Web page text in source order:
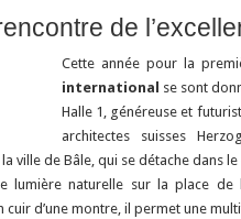
de
Cette année pour la
international se sont
Halle 1, généreuse et
architectes suisses
ville de Bâle, qui se détache dans
lumière naturelle sur la place de
cuir d’une montre, il permet une